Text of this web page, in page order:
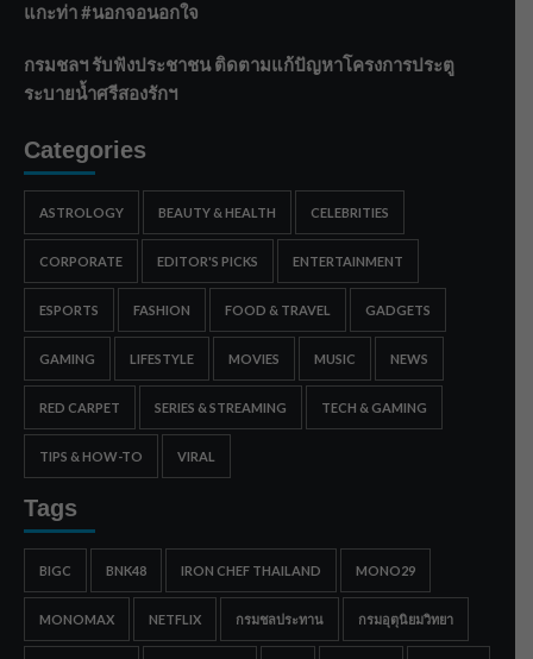
แกะท่า #นอกจอนอกใจ
กรมชลฯ รับฟังประชาชน ติดตามแก้ปัญหาโครงการประตู
ระบายน้ำศรีสองรักฯ
Categories
ASTROLOGY BEAUTY & HEALTH CELEBRITIES
CORPORATE EDITOR'S PICKS ENTERTAINMENT
ESPORTS FASHION FOOD & TRAVEL GADGETS
GAMING LIFESTYLE MOVIES MUSIC NEWS
RED CARPET SERIES & STREAMING TECH & GAMING
TIPS & HOW-TO VIRAL
Tags
BIGC BNK48 IRON CHEF THAILAND MONO29
MONOMAX NETFLIX กรมชลประทาน กรมอุตุนิยมวิทยา